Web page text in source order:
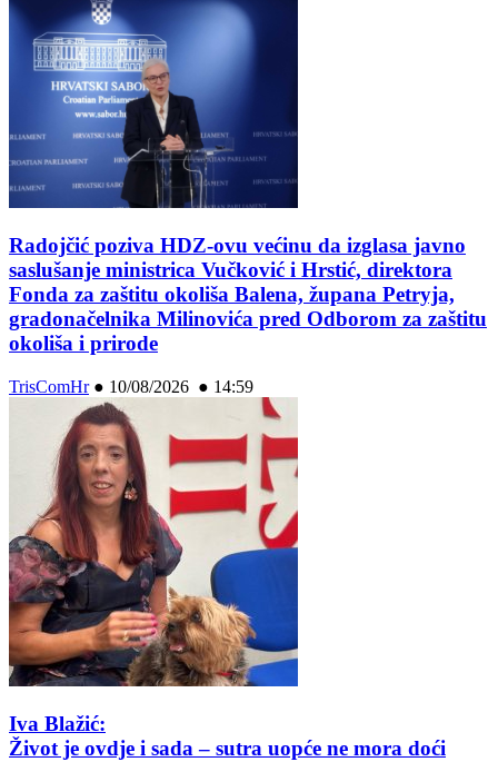
Radojčić poziva HDZ-ovu većinu da izglasa javno
saslušanje ministrica Vučković i Hrstić, direktora
Fonda za zaštitu okoliša Balena, župana Petryja,
gradonačelnika Milinovića pred Odborom za zaštitu
okoliša i prirode
TrisComHr● 10/08/2026 ● 14:59
Iva Blažić:
Život je ovdje i sada – sutra uopće ne mora doći